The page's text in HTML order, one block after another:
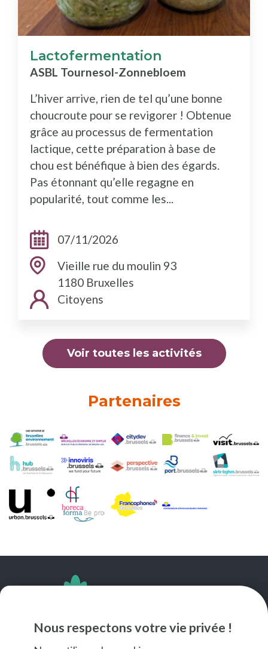
Nous respectons votre vie privée !
Lactofermentation
ASBL Tournesol-Zonnebloem
L’hiver arrive, rien de tel qu’une bonne
choucroute pour se revigorer ! Obtenue
grâce au processus de fermentation
lactique, cette préparation à base de
chou est bénéfique à bien des égards.
Pas étonnant qu’elle regagne en
popularité, tout comme les...
Dates:07/11/2026
Adresse:Vieille rue du moulin 93
1180 Bruxelles
Public cible:
Citoyens
Voir toutes les activités
Partenaires